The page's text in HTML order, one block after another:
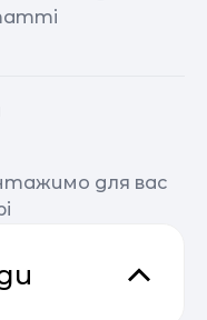
для вас